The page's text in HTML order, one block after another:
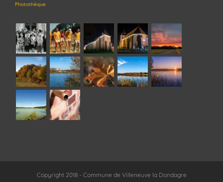
Photothèque
Copyright 2018 - Commune de Villeneuve la Dondagre